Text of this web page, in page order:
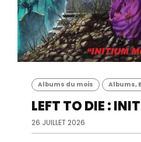
Albums du mois Albums,
LEFT TO DIE :
26 JUILLET 2026